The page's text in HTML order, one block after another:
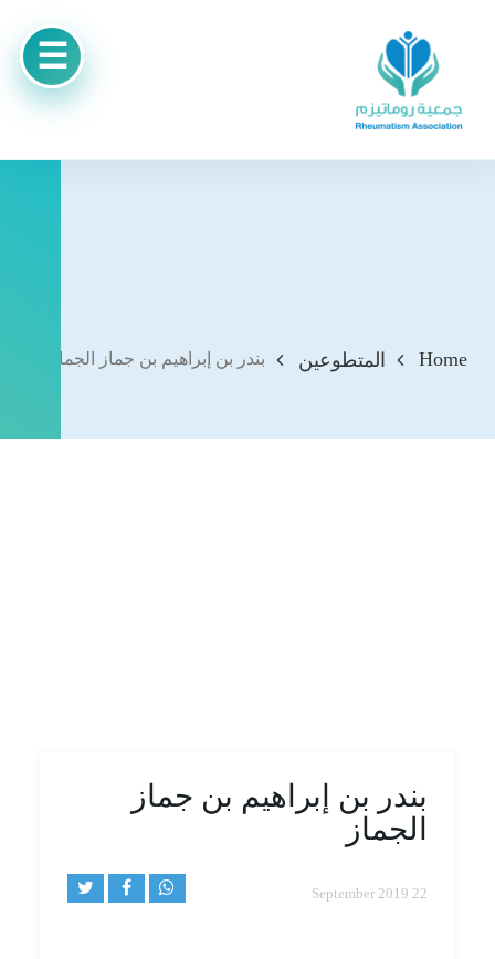
Home المتطوعين بندر بن إبراهيم بن جماز الجماز
بندر بن إبراهيم بن جماز
الجماز
22 September 2019